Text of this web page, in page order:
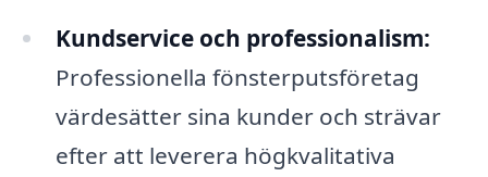
Kundservice och professionalism:
Professionella fönsterputsföretag
värdesätter sina kunder och strävar
efter att leverera högkvalitativa